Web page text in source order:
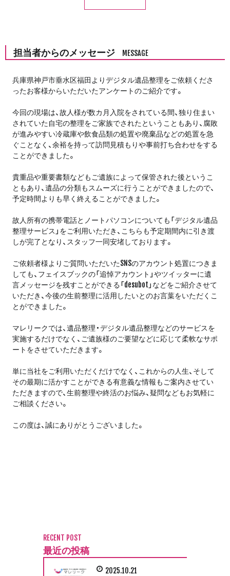
担当者からのメッセージ MESSAGE
兵庫県神戸市垂水区福田よりデジタル遺品整理をご依頼くださ
ったお客様からいただいたアンケートのご紹介です。
今回の現場は、故人様が数カ月入院をされている間、独り住まい
されていた自宅の整理をご家族でされたということもあり、腐敗
が進みやすい冷蔵庫や飲食品類の処置や廃棄品などの処置を急
ぐことなく、余裕を持って訪問見積もりや事前打ち合わせをする
ことができました。
貴重品や重要書類などもご遺族によって保管された後というこ
ともあり、遺品の分類もスムーズに行うことができましたので、
予定時間よりも早く終えることができました。
故人所有の携帯電話とノートパソコンについても「デジタル遺品
整理サービス」をご利用いただき、こちらも予定期間内に引き渡
しが完了となり、スタッフ一同安堵しております。
ご依頼者様よりご質問いただいたSNSのアカウント処置につきま
しても、フェイスブックの「追悼アカウント」やツイッターに遺
言メッセージを残すことができる「desubot」などをご紹介させて
いただき、今後の生前整理に活用したいとのお言葉をいただくこ
とができました。
マレリークでは、遺品整理・デジタル遺品整理などのサービスを
実施するだけでなく、ご遺族様のご要望などに応じて柔軟なサポ
ートをさせていただきます。
単に当社をご利用いただくだけでなく、これからの人生、そして
その最期に活かすことができる有意義な情報もご案内させてい
ただきますので、生前整理や終活のお悩み、疑問などもお気軽に
ご相談ください。
この度は、誠にありがとうございました。
RECENT POST
最近の投稿
2025.10.21